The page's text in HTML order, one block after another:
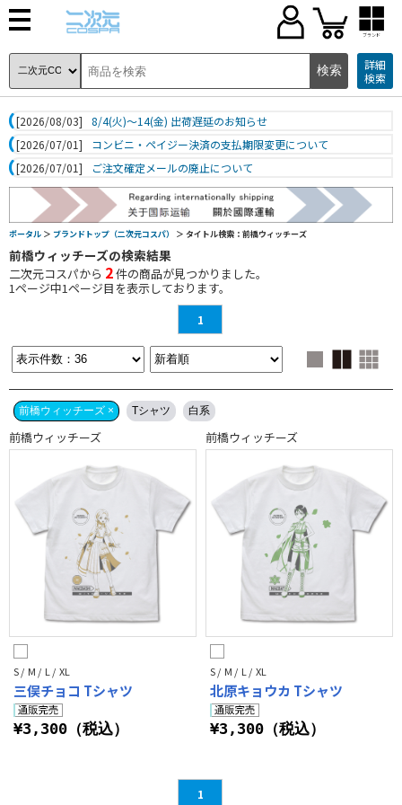
ブランド
詳細
検索
[2026/08/03]
8/4(火)～14(金) 出荷遅延のお知らせ
[2026/07/01]
コンビニ・ペイジー決済の支払期限変更について
[2026/07/01]
ご注文確定メールの廃止について
ポータル ＞ ブランドトップ（二次元コスパ） ＞ タイトル検索：前橋ウィッチーズ
前橋ウィッチーズの検索結果
二次元コスパから 2件の商品が見つかりました。
1ページ中1ページ目を表示しております。
1
前橋ウィッチーズ × Tシャツ 白系
前橋ウィッチーズ
S / M / L / XL
三俣チョコ Tシャツ
¥3,300（税込）
前橋ウィッチーズ
S / M / L / XL
北原キョウカ Tシャツ
¥3,300（税込）
1